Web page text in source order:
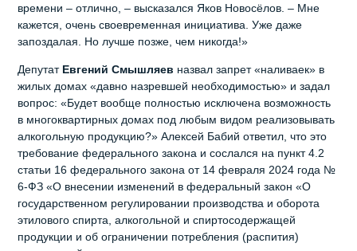
времени – отлично, – высказался Яков Новосёлов. – Мне
кажется, очень своевременная инициатива. Уже даже
запоздалая. Но лучше позже, чем никогда!»
Депутат Евгений Смышляев назвал запрет «наливаек» в
жилых домах «давно назревшей необходимостью» и задал
вопрос: «Будет вообще полностью исключена возможность
в многоквартирных домах под любым видом реализовывать
алкогольную продукцию?» Алексей Бабий ответил, что это
требование федерального закона и сослался на пункт 4.2
статьи 16 федерального закона от 14 февраля 2024 года №
6-ФЗ «О внесении изменений в федеральный закон «О
государственном регулировании производства и оборота
этилового спирта, алкогольной и спиртосодержащей
продукции и об ограничении потребления (распития)